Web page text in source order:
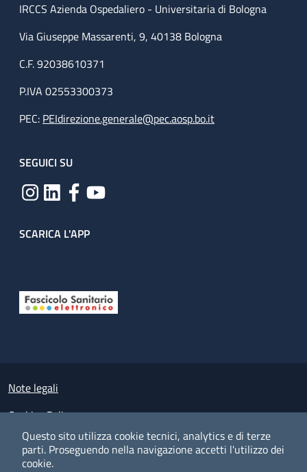
Questo sito utilizza cookie tecnici, analytics e di terze
parti. Proseguendo nella navigazione accetti l'utilizzo dei
cookie.
IRCCS Azienda Ospedaliero - Universitaria di Bologna
Via Giuseppe Massarenti, 9, 40138 Bologna
C.F. 92038610371
P.IVA 02553300373
PEC: PEIdirezione.generale@pec.aosp.bo.it
SEGUICI SU
SCARICA L'APP
Small prints
Note legali
Cookies Policy
Policy privacy e protezione del dato personale